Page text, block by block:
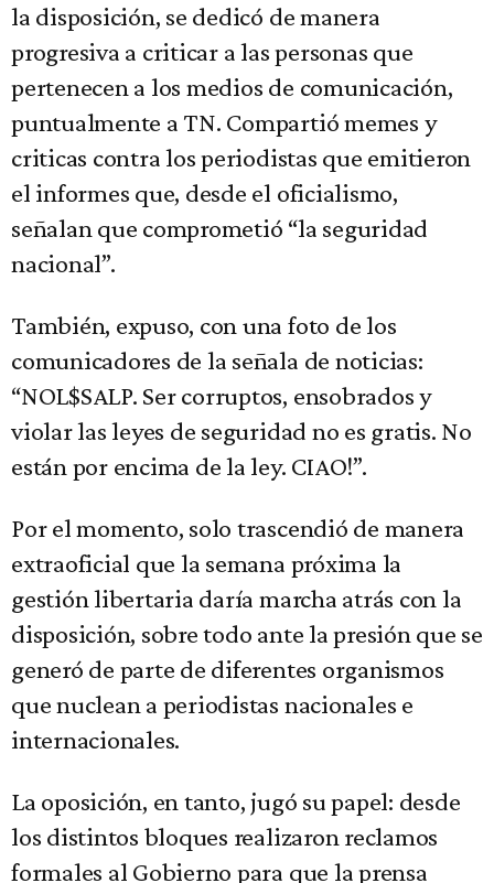
la disposición, se dedicó de manera
progresiva a criticar a las personas que
pertenecen a los medios de comunicación,
puntualmente a TN. Compartió memes y
criticas contra los periodistas que emitieron
el informes que, desde el oficialismo,
señalan que comprometió “la seguridad
nacional”.
También, expuso, con una foto de los
comunicadores de la señala de noticias:
“NOL$SALP. Ser corruptos, ensobrados y
violar las leyes de seguridad no es gratis. No
están por encima de la ley. CIAO!”.
Por el momento, solo trascendió de manera
extraoficial que la semana próxima la
gestión libertaria daría marcha atrás con la
disposición, sobre todo ante la presión que se
generó de parte de diferentes organismos
que nuclean a periodistas nacionales e
internacionales.
La oposición, en tanto, jugó su papel: desde
los distintos bloques realizaron reclamos
formales al Gobierno para que la prensa